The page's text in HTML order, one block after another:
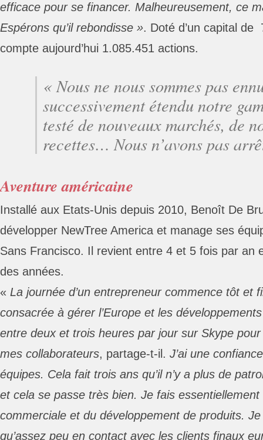
efficace pour se financer. Malheureusement, ce
Espérons qu’il rebondisse ». Doté d’un capital de
compte aujourd’hui 1.085.451 actions.
« Nous ne nous sommes pas
successivement étendu notre
testé de nouveaux marchés, de
recettes… Nous n’avons pas
Aventure américaine
Installé aux Etats-Unis depuis 2010, Benoît De
développer NewTree America et manage ses
Sans Francisco. Il revient entre 4 et 5 fois par an
des années.
« La journée d’un entrepreneur commence tôt et
consacrée à gérer l’Europe et les
entre deux et trois heures par jour sur Skype
mes collaborateurs, partage-t-il. J’ai une
équipes. Cela fait trois ans qu’il n’y a plus de
et cela se passe très bien. Je fais
commerciale et du développement de produits.
qu’assez peu en contact avec les clients finaux